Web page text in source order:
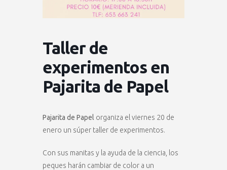
Taller de
experimentos en
Pajarita de Papel
Pajarita de Papel organiza el viernes 20 de
enero un súper taller de experimentos.
Con sus manitas y la ayuda de la ciencia, los
peques harán cambiar de color a un